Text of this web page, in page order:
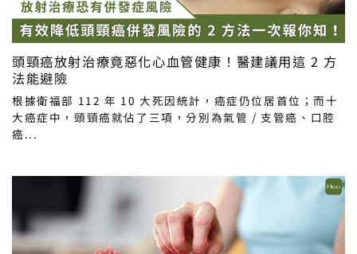
頭頸癌放射治療竟惡化心血管健康！醫建議用這 2 方
法能避險
根據衛福部 112 年 10 大死因統計，癌症仍位居首位；而十
大癌症中，頭頸癌就佔了三項，分別為氣管 / 支管癌、口腔
癌...